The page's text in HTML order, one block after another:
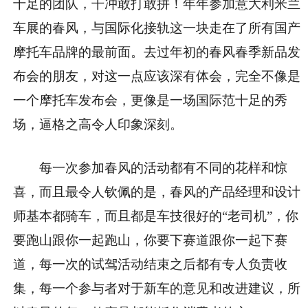
十足的团队，干冲敢打敢拼！年年参加意大利米兰
车展的春风，与国际化接轨这一块走在了所有国产
摩托车品牌的最前面。去过年初的春风春季新品发
布会的朋友，对这一点应该深有体会，完全不像是
一个摩托车发布会，更像是一场国际范十足的秀
场，逼格之高令人印象深刻。
每一次参加春风的活动都有不同的花样和惊
喜，而且最令人钦佩的是，春风的产品经理和设计
师基本都骑车，而且都是车技很好的“老司机”，你
要跑山跟你一起跑山，你要下赛道跟你一起下赛
道，每一次的试驾活动结束之后都有专人负责收
集，每一个参与者对于新车的意见和改进建议，所